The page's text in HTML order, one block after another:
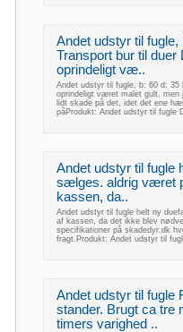
Andet udstyr til fugle,
Transport bur til duer
oprindeligt væ..
Andet udstyr til fugle, b: 60 d: 35
oprindeligt været malet gult, men
lidt skade på det, idet det ene
påProdukt: Andet udstyr til fugle
Andet udstyr til fugle
sælges. aldrig været
kassen, da..
Andet udstyr til fugle helt ny
af kassen, da det ikke blev
specifikationer på skadedyr.dk
fragt.Produkt: Andet udstyr til
Andet udstyr til fugle
stander. Brugt ca tre
timers varighed ..